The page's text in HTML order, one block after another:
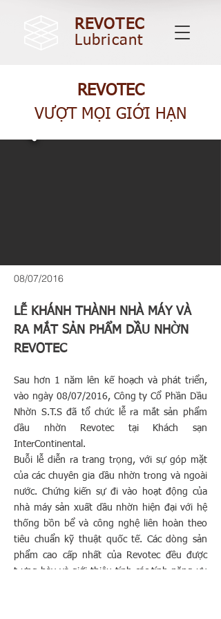
REVOTEC
Lubricant
08/07/2016
LỄ KHÁNH THÀNH NHÀ MÁY VÀ
RA MẮT SẢN PHẨM DẦU NHỜN
REVOTEC
Sau hơn 1 năm lên kế hoạch và phát triển,
vào ngày 08/07/2016, Công ty Cổ Phần Dầu
Nhờn S.T.S đã tổ chức lễ ra mắt sản phẩm
dầu nhờn Revotec tại Khách sạn
InterContinental.
Buỗi lễ diễn ra trang trọng, với sự góp mặt
của các chuyên gia dầu nhờn trong và ngoài
nước. Chứng kiến sự đi vào hoạt động của
nhà máy sản xuất dầu nhờn hiện đại với hệ
thống bồn bể và công nghệ liên hoàn theo
tiêu chuẩn kỹ thuật quốc tế. Các dòng sản
phẩm cao cấp nhất của Revotec đều được
trưng bày và giới thiệu tính các tính năng ưu
REVOTEC
VƯỢT MỌI GIỚI HẠN